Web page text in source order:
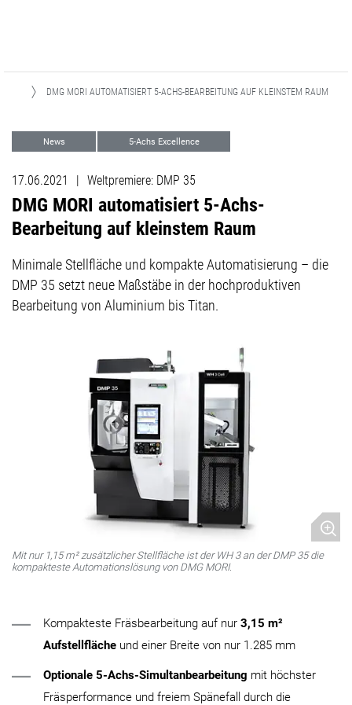
DMG MORI AUTOMATISIERT 5-ACHS-BEARBEITUNG AUF KLEINSTEM RAUM
News 5-Achs Excellence
17.06.2021 | Weltpremiere: DMP 35
DMG MORI automatisiert 5-Achs-
Bearbeitung auf kleinstem Raum
Minimale Stellfläche und kompakte Automatisierung – die
DMP 35 setzt neue Maßstäbe in der hochproduktiven
Bearbeitung von Aluminium bis Titan.
Mit nur 1,15 m² zusätzlicher Stellfläche ist der WH 3 an der DMP 35 die
kompakteste Automationslösung von DMG MORI.
Kompakteste Fräsbearbeitung auf nur 3,15 m²
Aufstellfläche und einer Breite von nur 1.285 mm
Optionale 5-Achs-Simultanbearbeitung mit höchster
Fräsperformance und freiem Spänefall durch die